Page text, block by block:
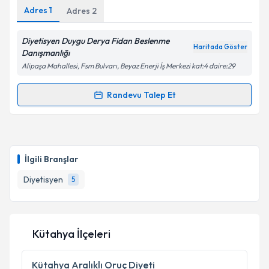
İlgili Branşlar
Diyetisyen
5
Kişisel verilerimin işlenmesine ilişkin
Aydınlatma
Metni 'ni okudum ve kişisel verilerimin belirtilen
Adres 1 Adres 2
Diyetisyen Duygu Derya Fidan Beslenme
Danışmanlığı
Haritada Göster
Alipaşa Mahallesi, Fsm Bulvarı, Beyaz Enerji İş Merkezi kat:4 daire:29
Randevu Talep Et
Randevu Takvimi Talebi
takvim hazırlandığında e-posta ile bilgilendireceğiz.
E-posta Adresiniz
Kişisel verilerimin işlenmesine ilişkinAydınlatma
Metni
'ni okudum ve kişisel verilerimin belirtilen
Kütahya İlçeleri
Kütahya Aralıklı Oruç Diyeti